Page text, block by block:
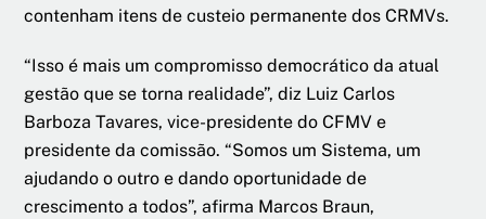
contenham itens de custeio permanente dos CRMVs.
“Isso é mais um compromisso democrático da atual
gestão que se torna realidade”, diz Luiz Carlos
Barboza Tavares, vice-presidente do CFMV e
presidente da comissão. “Somos um Sistema, um
ajudando o outro e dando oportunidade de
crescimento a todos”, afirma Marcos Braun,